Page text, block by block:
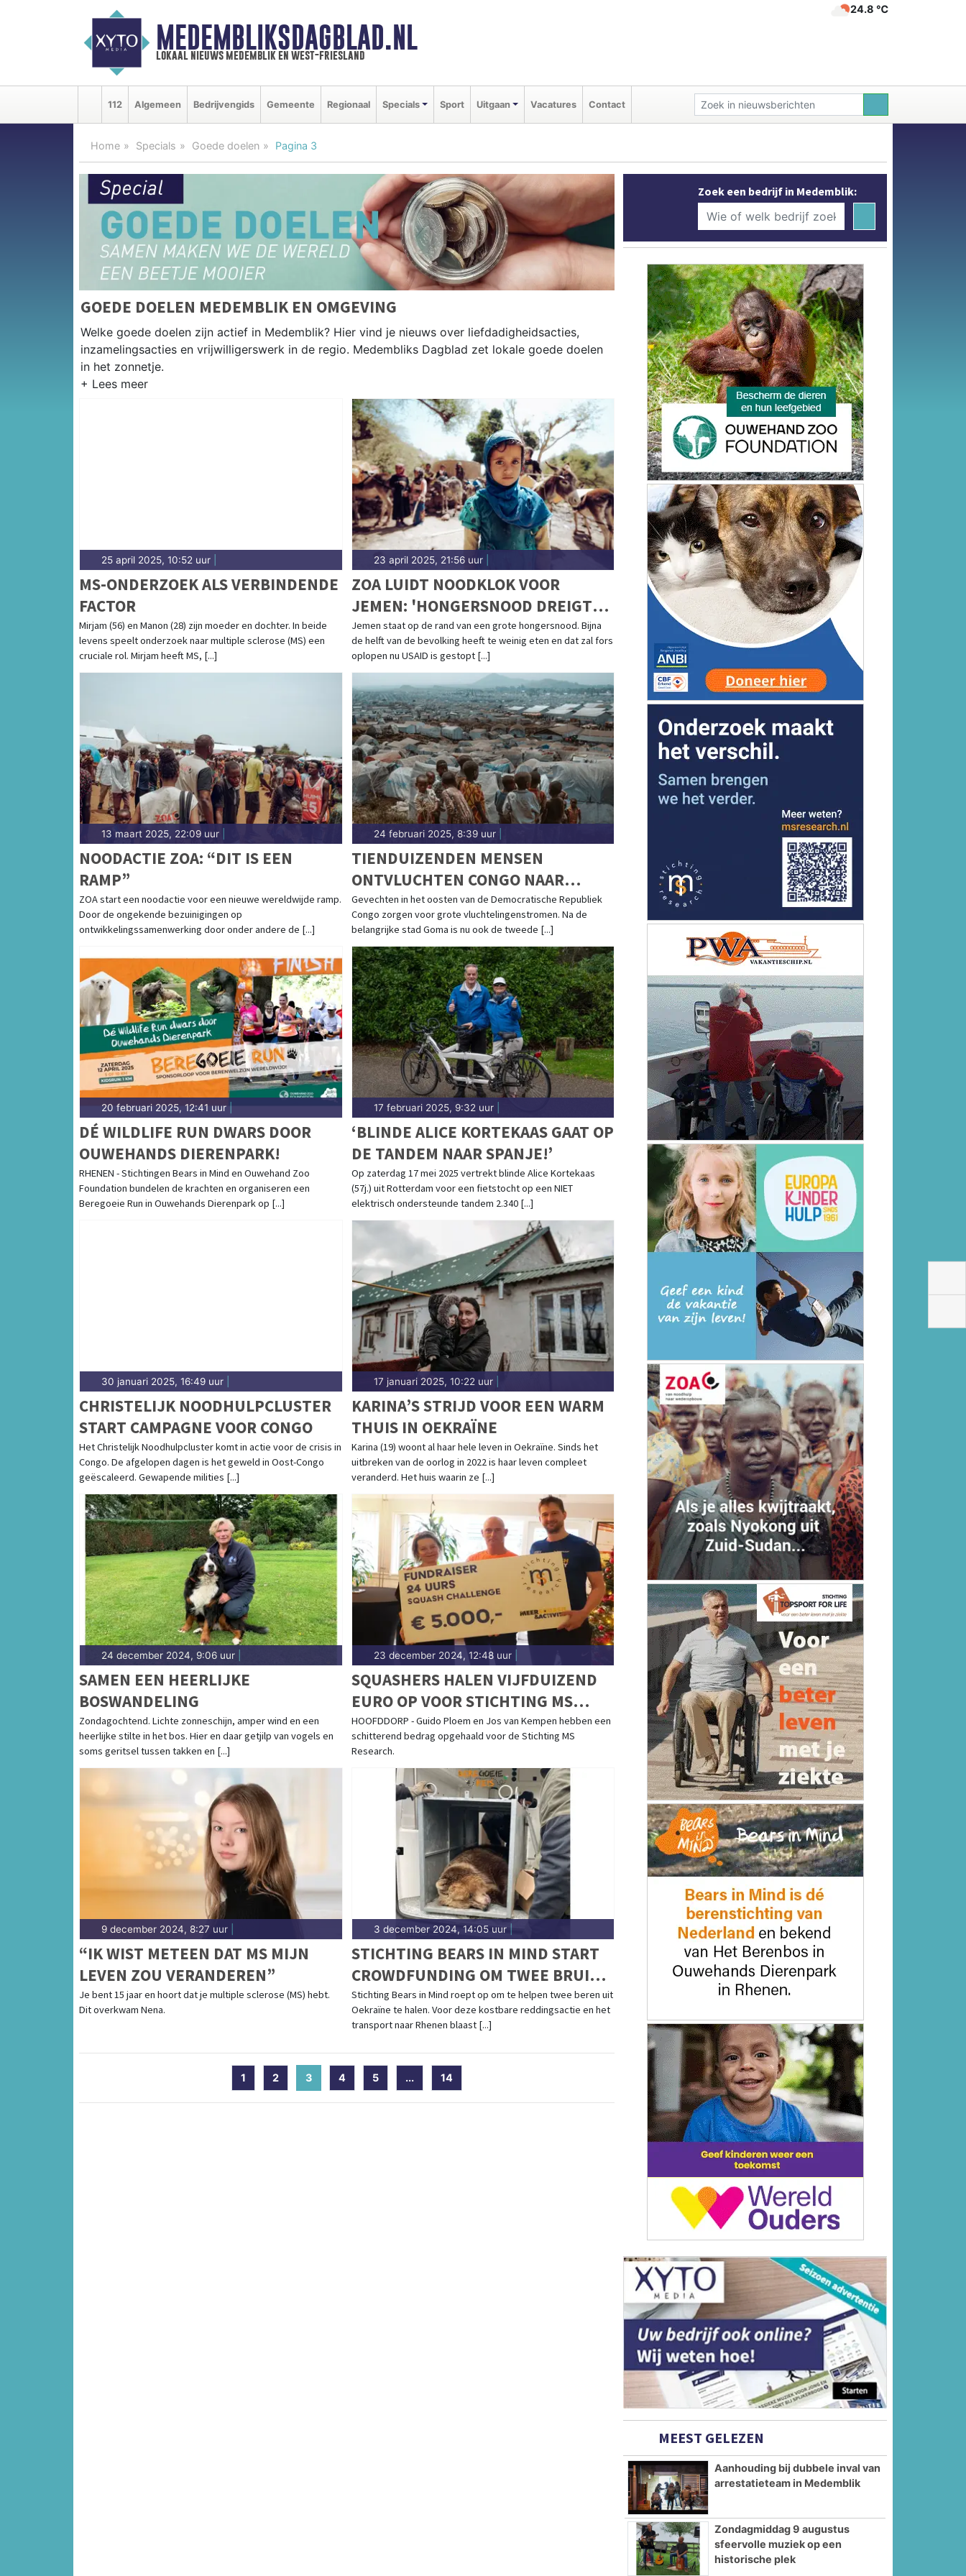
MEDEMBLIKSDAGBLAD.NL
lokaal nieuws medemblik en west-friesland
24.8 ℃
112 Algemeen Bedrijvengids Gemeente Regionaal Specials Sport Uitgaan Vacatures Contact
Home Specials Goede doelen Pagina 3
GOEDE DOELEN MEDEMBLIK EN OMGEVING
Welke goede doelen zijn actief in Medemblik? Hier vind je nieuws over liefdadigheidsacties,
inzamelingsacties en vrijwilligerswerk in de regio. Medembliks Dagblad zet lokale goede doelen
in het zonnetje.
25 april 2025, 10:52 uur
MS-ONDERZOEK ALS VERBINDENDE
FACTOR
Mirjam (56) en Manon (28) zijn moeder en dochter. In beide
levens speelt onderzoek naar multiple sclerose (MS) een
cruciale rol. Mirjam heeft MS, [...]
23 april 2025, 21:56 uur|
ZOA LUIDT NOODKLOK VOOR
JEMEN: 'HONGERSNOOD DREIGT
DOOR STOPPEN USAID'
Jemen staat op de rand van een grote hongersnood. Bijna
de helft van de bevolking heeft te weinig eten en dat zal fors
oplopen nu USAID is gestopt [...]
13 maart 2025, 22:09 uur
NOODACTIE ZOA: “DIT IS EEN
RAMP”
ZOA start een noodactie voor een nieuwe wereldwijde ramp.
Door de ongekende bezuinigingen op
ontwikkelingssamenwerking door onder andere de [...]
24 februari 2025, 8:39 uur|
TIENDUIZENDEN MENSEN
ONTVLUCHTEN CONGO NAAR
BURUNDI
Gevechten in het oosten van de Democratische Republiek
Congo zorgen voor grote vluchtelingenstromen. Na de
belangrijke stad Goma is nu ook de tweede [...]
20 februari 2025, 12:41 uur |
DÉ WILDLIFE RUN DWARS DOOR
OUWEHANDS DIERENPARK!
RHENEN - Stichtingen Bears in Mind en Ouwehand Zoo
Foundation bundelen de krachten en organiseren een
Beregoeie Run in Ouwehands Dierenpark op [...]
17 februari 2025, 9:32 uur|
‘BLINDE ALICE KORTEKAAS GAAT OP
DE TANDEM NAAR SPANJE!’
Op zaterdag 17 mei 2025 vertrekt blinde Alice Kortekaas
(57j.) uit Rotterdam voor een fietstocht op een NIET
elektrisch ondersteunde tandem 2.340 [...]
30 januari 2025, 16:49 uur
CHRISTELIJK NOODHULPCLUSTER
START CAMPAGNE VOOR CONGO
Het Christelijk Noodhulpcluster komt in actie voor de crisis in
Congo. De afgelopen dagen is het geweld in Oost-Congo
geëscaleerd. Gewapende milities [...]
17 januari 2025, 10:22 uur|
KARINA’S STRIJD VOOR EEN WARM
THUIS IN OEKRAÏNE
Karina (19) woont al haar hele leven in Oekraïne. Sinds het
uitbreken van de oorlog in 2022 is haar leven compleet
veranderd. Het huis waarin ze [...]
24 december 2024, 9:06 uur
SAMEN EEN HEERLIJKE
BOSWANDELING
Zondagochtend. Lichte zonneschijn, amper wind en een
heerlijke stilte in het bos. Hier en daar getjilp van vogels en
soms geritsel tussen takken en [...]
23 december 2024, 12:48 uur|
SQUASHERS HALEN VIJFDUIZEND
EURO OP VOOR STICHTING MS
RESEARCH
HOOFDDORP - Guido Ploem en Jos van Kempen hebben een
schitterend bedrag opgehaald voor de Stichting MS
Research.
9 december 2024, 8:27 uur
“IK WIST METEEN DAT MS MIJN
LEVEN ZOU VERANDEREN”
Je bent 15 jaar en hoort dat je multiple sclerose (MS) hebt.
Dit overkwam Nena.
3 december 2024, 14:05 uur|
STICHTING BEARS IN MIND START
CROWDFUNDING OM TWEE BRUINE
BEREN UIT OORLOGSGEBIED TE
EVACUEREN
Stichting Bears in Mind roept op om te helpen twee beren uit
Oekraïne te halen. Voor deze kostbare reddingsactie en het
transport naar Rhenen blaast [...]
1 2 3 (current)
4 5 ... 14
Zoek een bedrijf in Medemblik:
MEEST GELEZEN
Aanhouding bij dubbele inval van
arrestatieteam in Medemblik
Zondagmiddag 9 augustus
sfeervolle muziek op een
historische plek